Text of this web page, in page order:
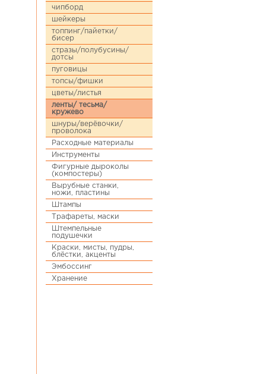
чипборд
шейкеры
топпинг/пайетки/
бисер
стразы/полубусины/
дотсы
пуговицы
топсы/фишки
цветы/листья
ленты/ тесьма/
кружево
шнуры/верёвочки/
проволока
Расходные материалы
Инструменты
Фигурные дыроколы
(компостеры)
Вырубные станки,
ножи, пластины
Штампы
Трафареты, маски
Штемпельные
подушечки
Краски, мисты, пудры,
блёстки, акценты
Эмбоссинг
Хранение